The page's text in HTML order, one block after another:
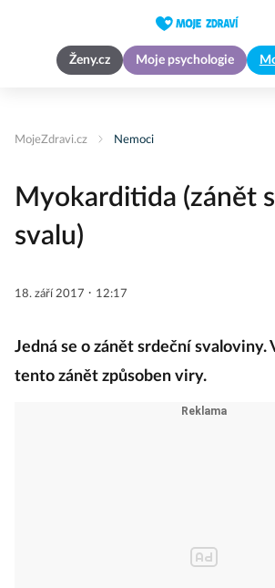
Ženy.cz Moje psychologie
MojeZdravi.cz Nemoci
Myokarditida (zánět
svalu)
18. září 2017 · 12:17
Jedná se o zánět srdeční svaloviny.
tento zánět způsoben viry.